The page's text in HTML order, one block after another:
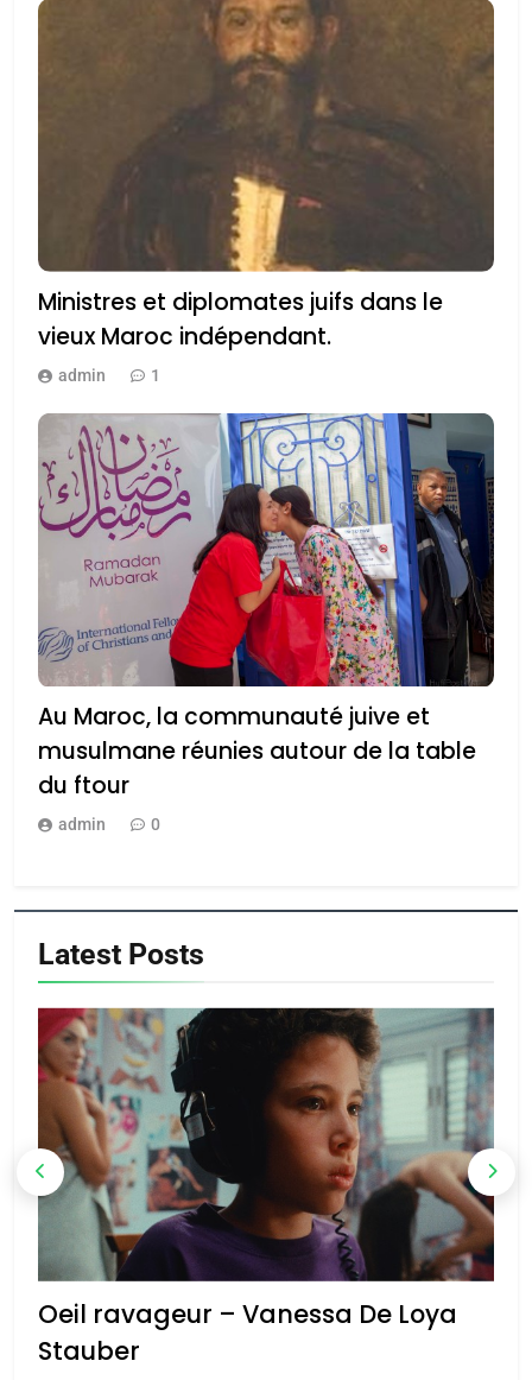
Ministres et diplomates juifs dans le
vieux Maroc indépendant.
admin 1
Au Maroc, la communauté juive et
musulmane réunies autour de la table
du ftour
admin 0
Latest Posts
Oeil ravageur – Vanessa De Loya
Stauber